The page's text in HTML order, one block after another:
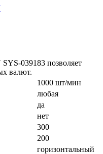
039183 позволяет
валют.
1000 шт/мин
любая
да
нет
300
200
горизонтальный